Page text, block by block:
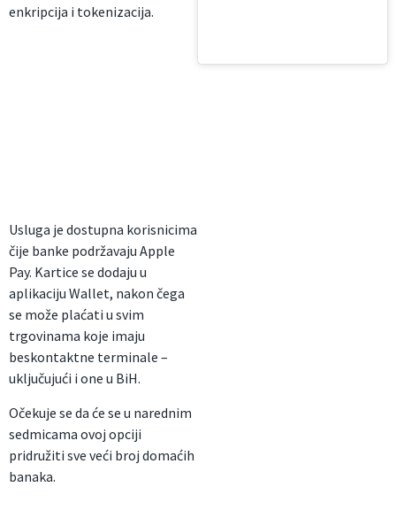
enkripcija i tokenizacija.
Usluga je dostupna korisnicima
čije banke podržavaju Apple
Pay. Kartice se dodaju u
aplikaciju Wallet, nakon čega
se može plaćati u svim
trgovinama koje imaju
beskontaktne terminale –
uključujući i one u BiH.
Očekuje se da će se u narednim
sedmicama ovoj opciji
pridružiti sve veći broj domaćih
banaka.